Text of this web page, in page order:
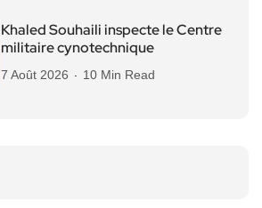
Khaled Souhaili inspecte le Centre
militaire cynotechnique
7 Août 2026 10 Min Read